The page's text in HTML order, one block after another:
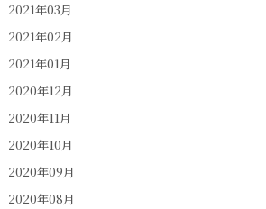
2021年03月
2021年02月
2021年01月
2020年12月
2020年11月
2020年10月
2020年09月
2020年08月